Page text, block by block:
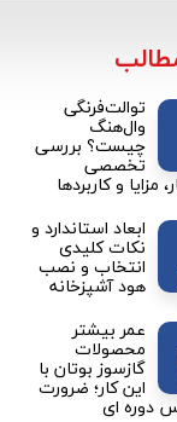
توالت‌فرنگی
وال‌هنگ
چیست؟ بررسی
تخصصی
مزایا و کاربردها
ابعاد استاندارد و
نکات کلیدی
انتخاب و نصب
هود آشپزخانه
عمر بیشتر
محصولات
گازسوز بوتان با
این کار؛ ضرورت
دوره ای